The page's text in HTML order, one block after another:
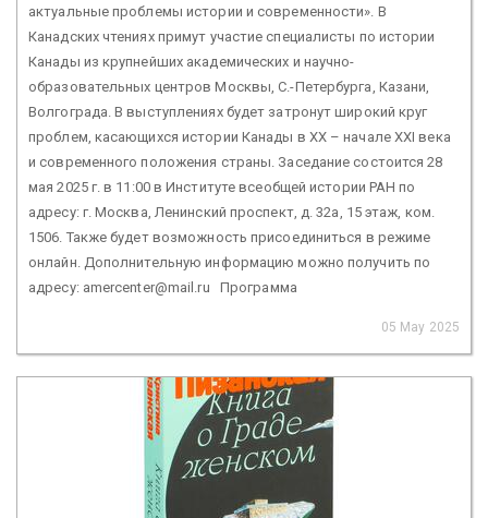
актуальные проблемы истории и современности». В
Канадских чтениях примут участие специалисты по истории
Канады из крупнейших академических и научно-
образовательных центров Москвы, С.-Петербурга, Казани,
Волгограда. В выступлениях будет затронут широкий круг
проблем, касающихся истории Канады в XX – начале XXI века
и современного положения страны. Заседание состоится 28
мая 2025 г. в 11:00 в Институте всеобщей истории РАН по
адресу: г. Москва, Ленинский проспект, д. 32а, 15 этаж, ком.
1506. Также будет возможность присоединиться в режиме
онлайн. Дополнительную информацию можно получить по
адресу: amercenter@mail.ru Программа
05 May 2025